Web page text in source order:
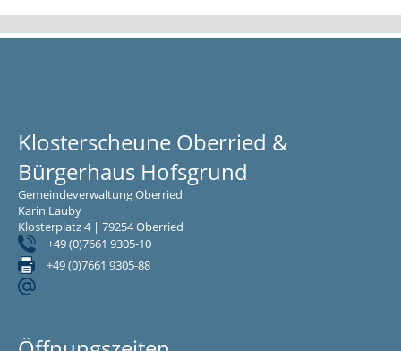
Klosterscheune Oberried &
Bürgerhaus Hofsgrund
Gemeindeverwaltung Oberried
Karin Lauby
Klosterplatz 4 | 79254 Oberried
+49 (0)7661 9305-10
+49 (0)7661 9305-88